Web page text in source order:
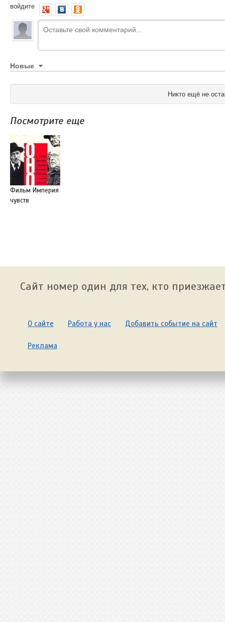
войдите
Новые
Никто ещё не
Посмотрите еще
Фильм Империя
чувств
Сайт номер один для тех, кто
О сайте Работа у нас Добавить событие на сайт
Реклама